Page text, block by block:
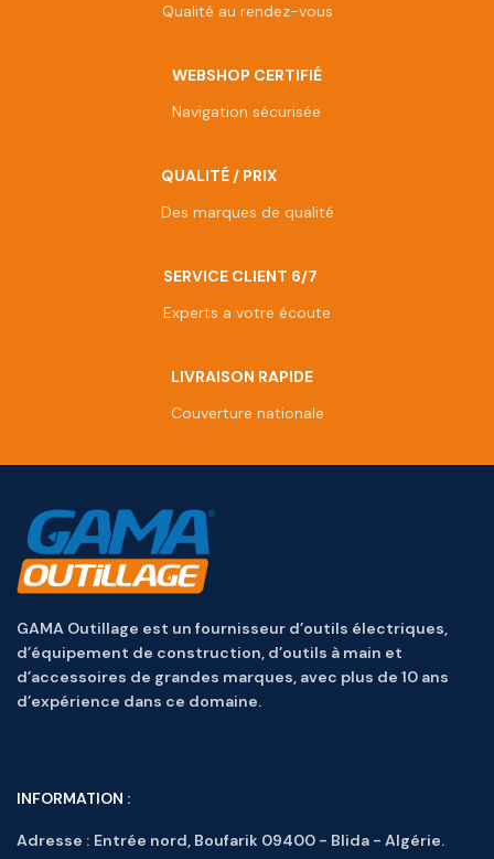
Qualité au rendez-vous
WEBSHOP CERTIFIÉ
Navigation sécurisée
QUALITÉ / PRIX
Des marques de qualité
SERVICE CLIENT 6/7
Experts a votre écoute
LIVRAISON RAPIDE
Couverture nationale
GAMA Outillage est un fournisseur d’outils électriques,
d’équipement de construction, d’outils à main et
d’accessoires de grandes marques, avec plus de 10 ans
d’expérience dans ce domaine.
INFORMATION :
Adresse : Entrée nord, Boufarik 09400 - Blida - Algérie.